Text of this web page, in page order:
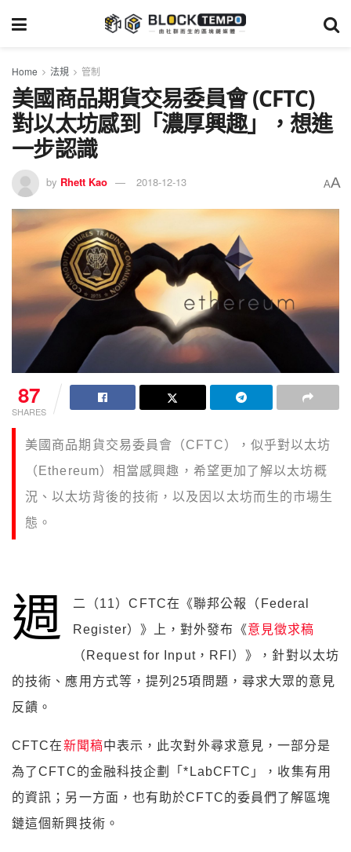
Home 法規 管制
美國商品期貨交易委員會 (CFTC)
對以太坊感到「濃厚興趣」，想進
一步認識
by Rhett Kao 2018-12-13 AA
87
SHARES
美國商品期貨交易委員會（CFTC），似乎對以太坊
（Ethereum）相當感興趣，希望更加了解以太坊概
況、以太坊背後的技術，以及因以太坊而生的市場生
態。
週
二（11）CFTC在《聯邦公報（Federal
Register）》上，對外發布《意見徵求稿
（Request for Input，RFI）》，針對以太坊
的技術、應用方式等，提列25項問題，尋求大眾的意見
反饋。
CFTC在新聞稿中表示，此次對外尋求意見，一部分是
為了CFTC的金融科技企劃「*LabCFTC」，收集有用
的資訊；另一方面，也有助於CFTC的委員們了解區塊
鏈這個新興技術。